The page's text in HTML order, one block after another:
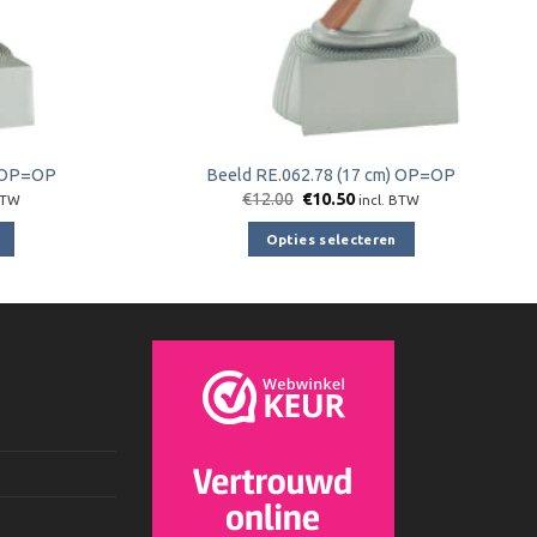
Beeld RE.062.78 (17 cm) OP=OP
€12.00 Oorspronkelijke
€12.00.
€10.50Huidige
is:
€10.50.
incl. BTW
Opties selecteren
variaties.
Deze
gekozen